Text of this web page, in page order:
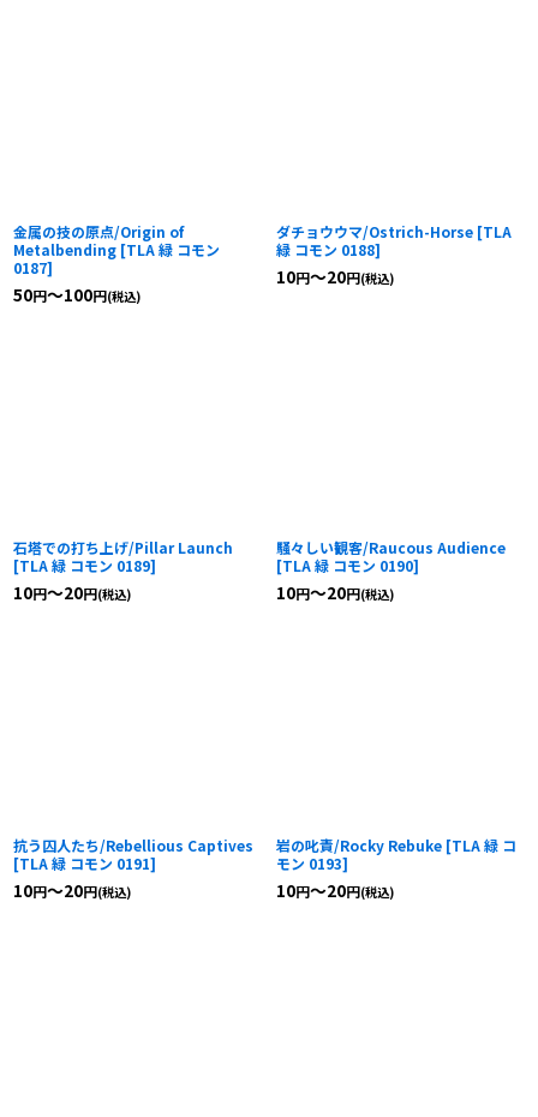
金属の技の原点/Origin of
Metalbending [TLA 緑 コモン
0187]
50円～100円(税込)
ダチョウウマ/Ostrich-Horse [TLA
緑 コモン 0188]
10円～20円(税込)
石塔での打ち上げ/Pillar Launch
[TLA 緑 コモン 0189]
10円～20円(税込)
騒々しい観客/Raucous Audience
[TLA 緑 コモン 0190]
10円～20円(税込)
抗う囚人たち/Rebellious Captives
[TLA 緑 コモン 0191]
10円～20円(税込)
岩の叱責/Rocky Rebuke [TLA 緑 コ
モン 0193]
10円～20円(税込)